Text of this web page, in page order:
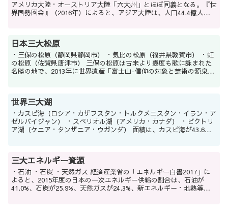
アメリカ大陸・オーストリア大陸「六大州」とほぼ同義となる。『世
界国勢図会』（2016年）によると、アジア大陸は、人口44.4億人、
日本三大松原
・三保の松原（静岡県静岡市） ・気比の松原（福井県敦賀市） ・虹
の松原（佐賀県唐津市） 三保の松原は古来より幾度も歌に詠まれた
名勝の地で、2013年に世界遺産「富士山-信仰の対象と芸術の源泉」
世界三大湖
・カスピ海（ロシア・カザフスタン・トルクメニスタン・イラン・ア
ゼルバイジャン） ・スペリオル湖（アメリカ・カナダ） ・ビクトリ
ア湖（ケニア・タンザニア・ウガンダ） 面積は、カスピ海が43.6万k
三大エネルギー資源
・石油 ・石炭 ・天然ガス 経済産業省の「エネルギー白書2017」に
よると、2015年度の日本の一次エネルギー供給の割合は、石油が
41.0%、石炭が25.9%、天然ガスが24.3%、新エネルギー・地熱等が